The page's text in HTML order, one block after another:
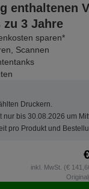
enthaltenen
3 Jahre
sparen*
Scannen
Druckern.
nur bis 30.08.2026 um
pro Produkt und
inkl. MwSt. (€